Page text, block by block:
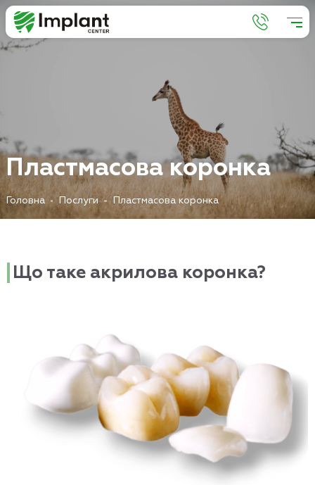
Пластмасова коронка
Головна Послуги Пластмасова коронка
Що таке акрилова коронка?